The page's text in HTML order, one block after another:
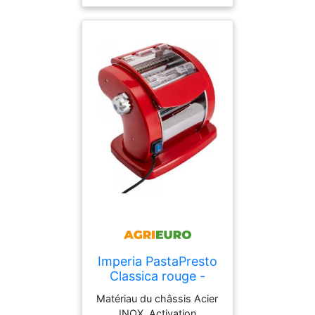
Type de pâtes Feuille de
lasagne
Imperia PastaPresto
Classica rouge -
Machine à pâtes
électrique en INOX
Matériau du châssis Acier